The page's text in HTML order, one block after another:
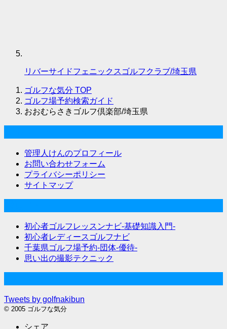
リバーサイドフェニックスゴルフクラブ/埼玉県
ゴルフな気分 TOP
ゴルフ場予約検索ガイド
おおむらさきゴルフ倶楽部/埼玉県
管理人けんのプロフィール
お問い合わせフォーム
プライバシーポリシー
サイトマップ
初心者ゴルフレッスンナビ-基礎知識入門-
初心者レディースゴルフナビ
千葉県ゴルフ場予約-団体-優待-
思い出の撮影テクニック
Tweets by golfnakibun
© 2005 ゴルフな気分
シェア